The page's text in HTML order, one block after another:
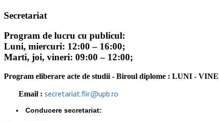
Secretariat
Program de lucru cu publicul:
Luni, miercuri: 12:00 – 16:00;
Marti, joi, vineri: 09:00 – 12:00;
Program eliberare acte de studii - Biroul diplome : LUNI -
Email : secretariat.fiir@upb.ro
Conducere secretariat: